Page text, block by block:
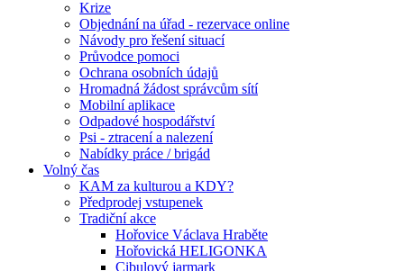
Krize
Objednání na úřad - rezervace online
Návody pro řešení situací
Průvodce pomoci
Ochrana osobních údajů
Hromadná žádost správcům sítí
Mobilní aplikace
Odpadové hospodářství
Psi - ztracení a nalezení
Nabídky práce / brigád
Volný čas
KAM za kulturou a KDY?
Předprodej vstupenek
Tradiční akce
Hořovice Václava Hraběte
Hořovická HELIGONKA
Cibulový jarmark